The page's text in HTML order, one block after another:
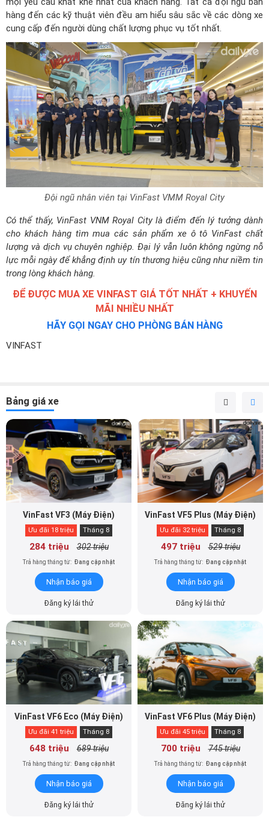
hàng đến các kỹ thuật viên đều am hiểu sâu sắc về các dòng xe
cung cấp đến người dùng chất lượng phục vụ tốt nhất.
Đội ngũ nhân viên tại VinFast VMM Royal City
Có thể thấy, VinFast VNM Royal City là điểm đến lý tưởng dành
cho khách hàng tìm mua các sản phẩm xe ô tô VinFast chất
lượng và dịch vụ chuyên nghiệp. Đại lý vẫn luôn không ngừng nỗ
lực mỗi ngày để khẳng định uy tín thương hiệu cũng như niềm tin
trong lòng khách hàng.
ĐỂ ĐƯỢC MUA XE VINFAST GIÁ TỐT NHẤT + KHUYẾN
MÃI NHIỀU NHẤT
HÃY GỌI NGAY CHO PHÒNG BÁN HÀNG
VINFAST
Bảng giá xe
VinFast VF3 (Máy Điện)
Ưu đãi 18 triệu Tháng 8
284 triệu 302 triệu
Trả hàng tháng từ: Đang cập nhật
Nhận báo giá
Đăng ký lái thử
VinFast VF5 Plus (Máy Điện)
Ưu đãi 32 triệu Tháng 8
497 triệu 529 triệu
Trả hàng tháng từ: Đang cập nhật
Nhận báo giá
Đăng ký lái thử
VinFast VF6 Eco (Máy Điện)
Ưu đãi 41 triệu Tháng 8
648 triệu 689 triệu
Trả hàng tháng từ: Đang cập nhật
Nhận báo giá
Đăng ký lái thử
VinFast VF6 Plus (Máy Điện)
Ưu đãi 45 triệu Tháng 8
700 triệu 745 triệu
Trả hàng tháng từ: Đang cập nhật
Nhận báo giá
Đăng ký lái thử